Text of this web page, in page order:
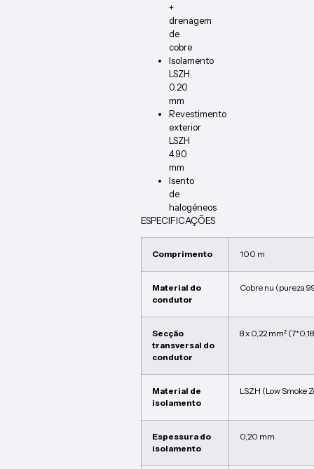
+
drenagem
de
cobre
Isolamento
LSZH
0.20
mm
Revestimento
exterior
LSZH
4.90
mm
Isento
de
halogéneos
ESPECIFICAÇÕES
Comprimento 100 m
Material do
condutor
Cobre nu (pureza
Secção
transversal do
condutor
8 x 0,22 mm²
Material de
isolamento
LSZH (Low Smoke
Espessura do
isolamento
0,20 mm